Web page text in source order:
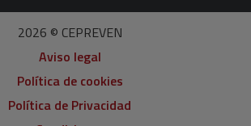
2026 © CEPREVEN
Aviso legal
Política de cookies
Política de Privacidad